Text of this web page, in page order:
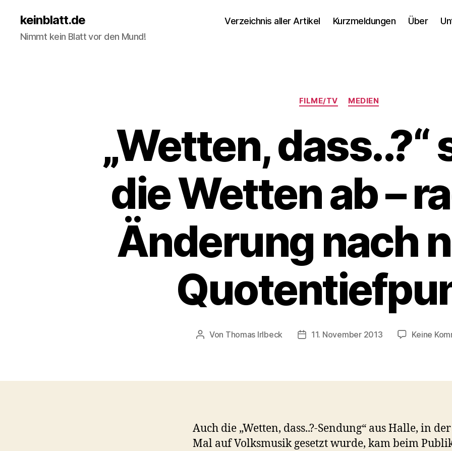
keinblatt.de
Nimmt kein Blatt vor den Mund!
Verzeichnis aller Artikel Kurzmeldungen Über
Kategorien
FILME/TV MEDIEN
„Wetten,
die Wetten ab –
Änderung nach
Beitragsautor
Von Thomas Irlbeck Veröffentlichungsdatum
11. November 2013 Keine
Auch die „Wetten, dass..?-Sendung“ aus Halle, in
Mal auf Volksmusik gesetzt wurde, kam beim